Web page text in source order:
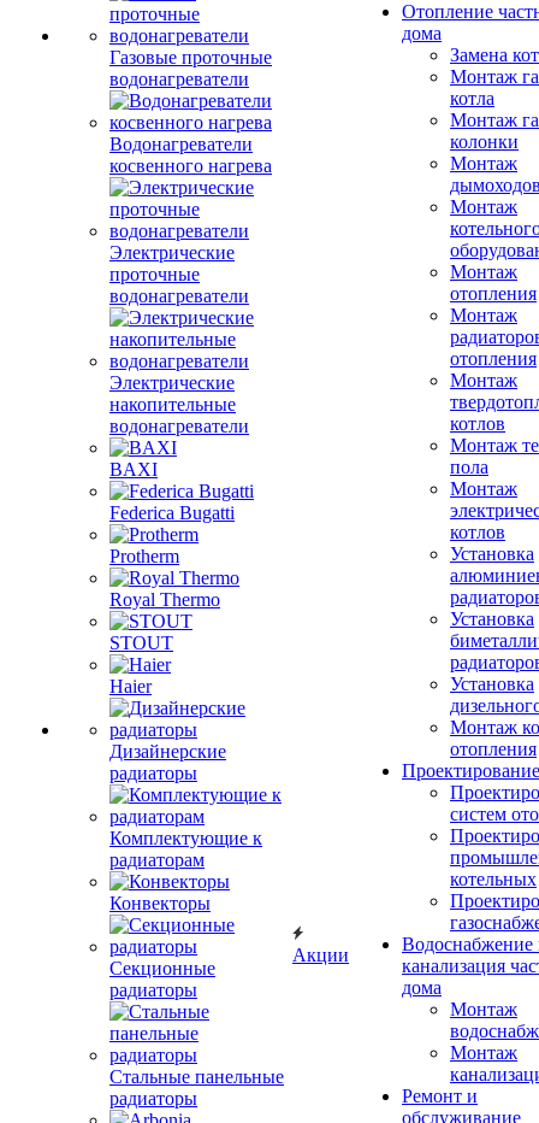
Газовые проточные
водонагреватели
Водонагреватели
косвенного нагрева
Электрические
проточные
водонагреватели
Электрические
накопительные
водонагреватели
BAXI
Federica Bugatti
Protherm
Royal Thermo
STOUT
Haier
Дизайнерские
радиаторы
Комплектующие к
радиаторам
Конвекторы
Секционные
радиаторы
Стальные панельные
радиаторы
Акции
Отопление
дома
Замена
Монтаж
котла
Монтаж
колонки
Монтаж
Монтаж
Монтаж
отопления
Монтаж
отопления
Монтаж
котлов
Монтаж
пола
Монтаж
котлов
Установка
Установка
Установка
Монтаж
отопления
Проектирование
систем
котельных
Водоснабжение
канализация
дома
Монтаж
Монтаж
Ремонт и
обслуживание